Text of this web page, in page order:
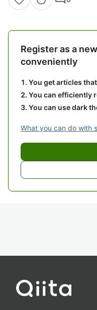
Register as a
conveniently
You get articles
You can efficiently
You can use dark
What you can do with